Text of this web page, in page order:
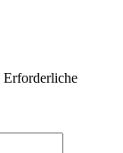
Erforderliche